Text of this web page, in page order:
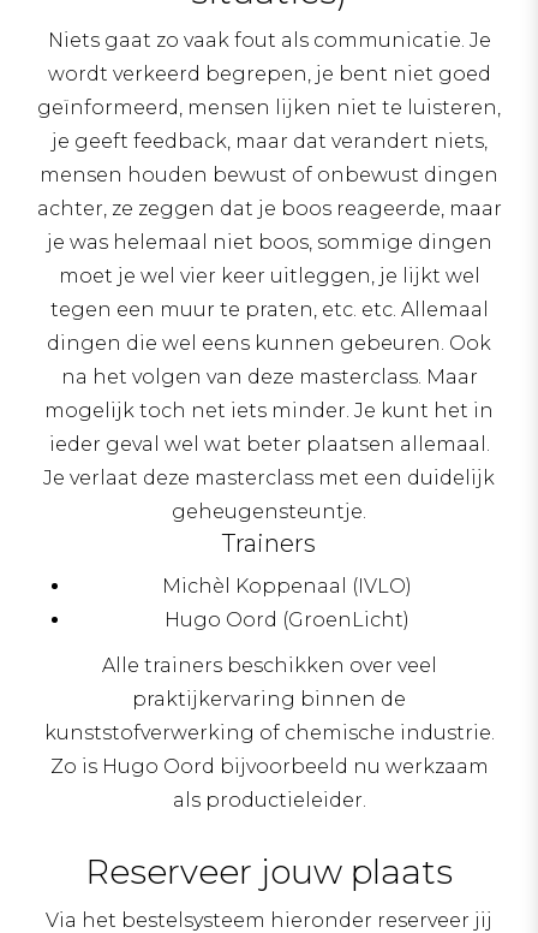
Niets gaat zo vaak fout als communicatie. Je
wordt verkeerd begrepen, je bent niet goed
geïnformeerd, mensen lijken niet te luisteren,
je geeft feedback, maar dat verandert niets,
mensen houden bewust of onbewust dingen
achter, ze zeggen dat je boos reageerde, maar
je was helemaal niet boos, sommige dingen
moet je wel vier keer uitleggen, je lijkt wel
tegen een muur te praten, etc. etc. Allemaal
dingen die wel eens kunnen gebeuren. Ook
na het volgen van deze masterclass. Maar
mogelijk toch net iets minder. Je kunt het in
ieder geval wel wat beter plaatsen allemaal.
Je verlaat deze masterclass met een duidelijk
geheugensteuntje.
Trainers
Michèl Koppenaal (IVLO)
Hugo Oord (GroenLicht)
Alle trainers beschikken over veel
praktijkervaring binnen de
kunststofverwerking of chemische industrie.
Zo is Hugo Oord bijvoorbeeld nu werkzaam
als productieleider.
Reserveer jouw plaats
Via het bestelsysteem hieronder reserveer jij